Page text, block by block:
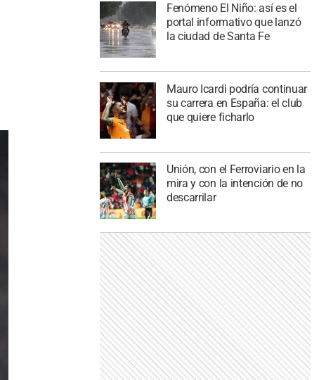
Fenómeno El Niño: así es el
portal informativo que lanzó
la ciudad de Santa Fe
Mauro Icardi podría continuar
su carrera en España: el club
que quiere ficharlo
Unión, con el Ferroviario en la
mira y con la intención de no
descarrilar